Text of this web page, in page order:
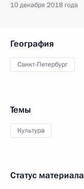
10 декабря 2018 года
География
Санкт-Петербург
Темы
Культура
Статус материала